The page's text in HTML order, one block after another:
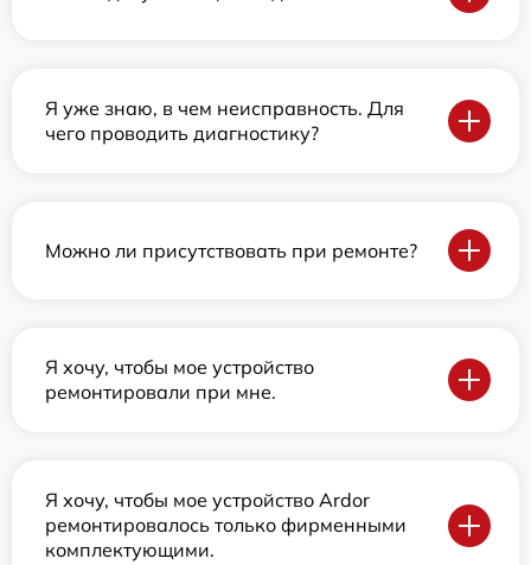
Я уже знаю, в чем неисправность. Для
чего проводить диагностику?
Можно ли присутствовать при ремонте?
Я хочу, чтобы мое устройство
ремонтировали при мне.
Я хочу, чтобы мое устройство Ardor
ремонтировалось только фирменными
комплектующими.